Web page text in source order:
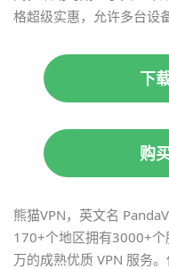
格超级实惠，允许多台设
下
购
熊猫VPN，英文名
170+个地区拥有3000+
万的成熟优质 VPN 服务